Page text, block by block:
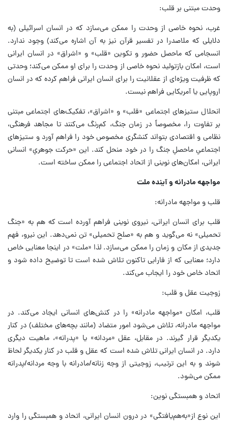
وحدت مبتنی بر قلب:
غرب، نحوه خاصی از وحدت را ممکن می‌سازد که در انسان اسرائیلی (به
دلایلی که ملاصدرا در تفسیر قرآن نیز به آن اشاره می‌کند) وجود ندارد.
انسجامی که ماحصل حضور و تکوین «قلب» و «اشراق» در انسان ایرانی
است، امکان بازتولید نحوه خاصی از وحدت را برای او ممکن می‌کند؛ وحدتی
که ظرفیت ویژه‌ای از عقلانیت را برای انسان ایرانی فراهم کرده که در انسان
اروپایی یا آمریکایی فراهم نیست.
انحلال ستیزهای اجتماعی «قلب» و «اشراق»، تفکیک‌های اجتماعی مبتنی
بر تفاوت را، مخصوصاً در زمان جنگ، کم‌رنگ می‌کنند تا مجاهد فرهنگی،
نظامی و اقتصادی بتواند کنشگری مخصوص خود را فراهم آورد و ستیزهای
اجتماعیِ ماحصلِ جنگ را در خود منحل کند. این «حرکت جوهریِ» انسانی
ایرانی، امکان‌های نوینی از اتحاد اجتماعی را ممکن ساخته است.
مواجهه مادرانه و آینده ملت
قلب و مواجهه مادرانه:
قلب برای انسان ایرانی، نیروی نوینی فراهم آورده است که هم به «جنگ
تحمیلی» نه می‌گوید و هم به «صلح تحمیلی» تن نمی‌دهد. این نیرو، فهم
جدیدی از مکان و زمان را ممکن می‌سازد. لذا «ملت» در اینجا معنایی خاص
دارد؛ معنایی که از فارابی تاکنون تلاش شده است تا توضیح داده شود و
اتحاد خاص خود را ایجاب می‌کند.
زوجیت عقل و قلب:
قلب، امکان «مواجهه مادرانه» را در کنش‌های انسانی ایجاد می‌کند. در
مواجهه مادرانه، تلاش می‌شود امور متضاد (مانند بچه‌های مختلف) در کنار
یکدیگر قرار گیرند. در مقابل، عقل «مردانه» یا «پدرانه»، ماهیت دیگری
دارد. در انسان ایرانی تلاش شده است که عقل و قلب در کنار یکدیگر لحاظ
شوند و به این ترتیب، زوجیتی از وجه زنانه/مادرانه با وجه مردانه/پدرانه
ممکن می‌شود.
اتحاد و همبستگی نوین:
این نوع از«به‌هم‌یافتگی» در درون انسان ایرانی، اتحاد و همبستگی را وارد